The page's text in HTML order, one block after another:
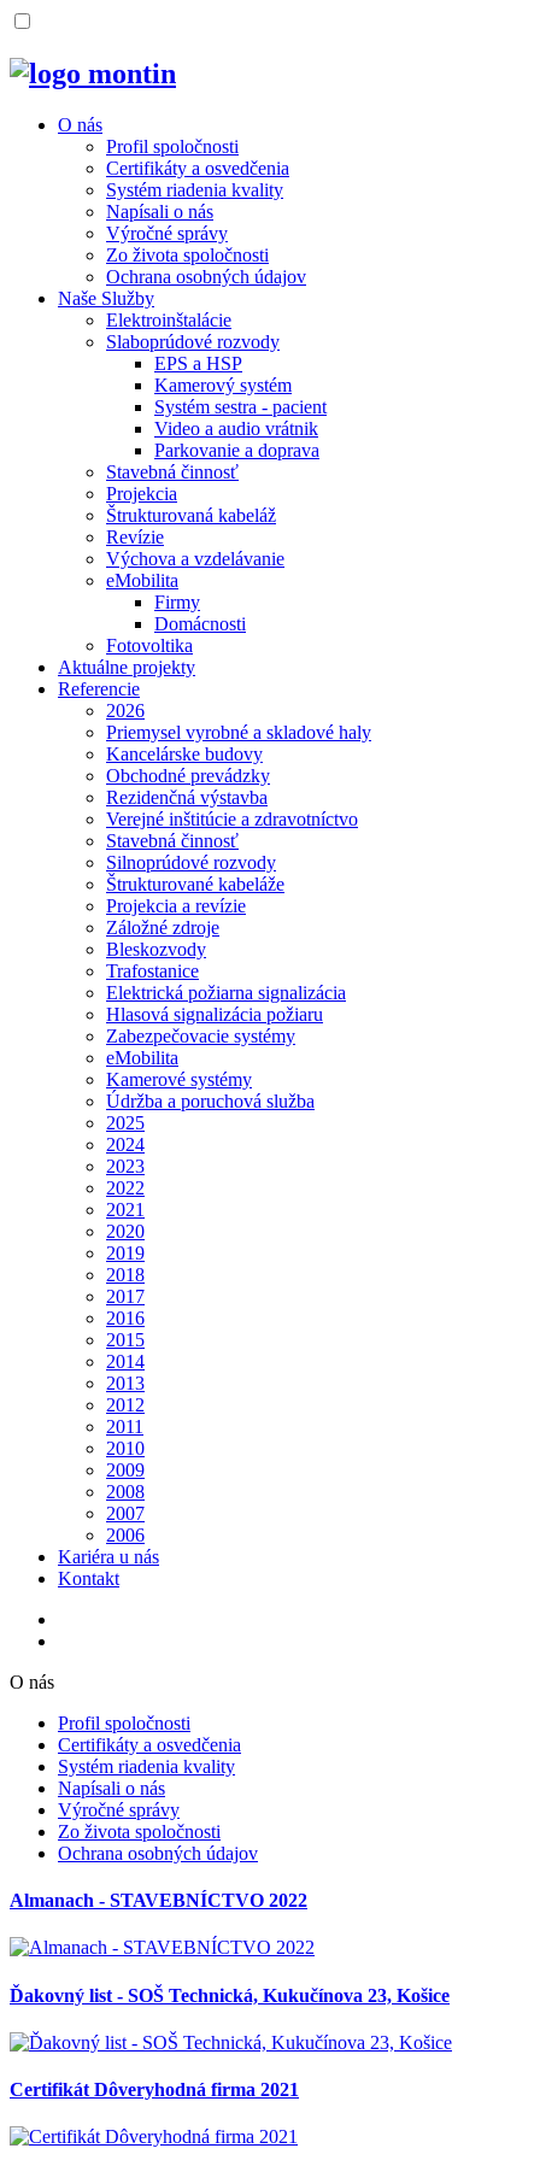
O nás
Profil spoločnosti
Certifikáty a osvedčenia
Systém riadenia kvality
Napísali o nás
Výročné správy
Zo života spoločnosti
Ochrana osobných údajov
Naše Služby
Elektroinštalácie
Slaboprúdové rozvody
EPS a HSP
Kamerový systém
Systém sestra - pacient
Video a audio vrátnik
Parkovanie a doprava
Stavebná činnosť
Projekcia
Štrukturovaná kabeláž
Revízie
Výchova a vzdelávanie
eMobilita
Firmy
Domácnosti
Fotovoltika
Aktuálne projekty
Referencie
2026
Priemysel vyrobné a skladové haly
Kancelárske budovy
Obchodné prevádzky
Rezidenčná výstavba
Verejné inštitúcie a zdravotníctvo
Stavebná činnosť
Silnoprúdové rozvody
Štrukturované kabeláže
Projekcia a revízie
Záložné zdroje
Bleskozvody
Trafostanice
Elektrická požiarna signalizácia
Hlasová signalizácia požiaru
Zabezpečovacie systémy
eMobilita
Kamerové systémy
Údržba a poruchová služba
2025
2024
2023
2022
2021
2020
2019
2018
2017
2016
2015
2014
2013
2012
2011
2010
2009
2008
2007
2006
Kariéra u nás
Kontakt
O nás
Profil spoločnosti
Certifikáty a osvedčenia
Systém riadenia kvality
Napísali o nás
Výročné správy
Zo života spoločnosti
Ochrana osobných údajov
Almanach - STAVEBNÍCTVO 2022
Ďakovný list - SOŠ Technická, Kukučínova 23, Košice
Certifikát Dôveryhodná firma 2021